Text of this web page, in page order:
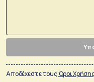
Αποδέχεστε τουςΌροι